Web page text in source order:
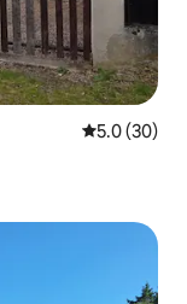
Calificación
5.0 (30)